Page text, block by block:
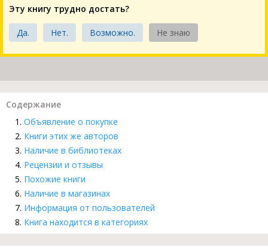
Эту книгу трудно достать?
Да. Нет. Возможно. Не знаю
Содержание
Объявление о покупке
Книги этих же авторов
Наличие в библиотеках
Рецензии и отзывы
Похожие книги
Наличие в магазинах
Информация от пользователей
Книга находится в категориях